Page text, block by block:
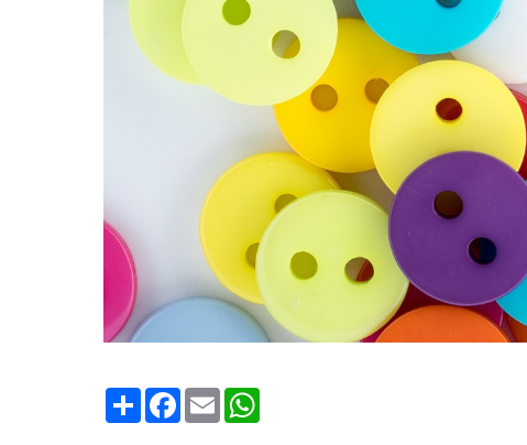
CondividiFacebook
Email